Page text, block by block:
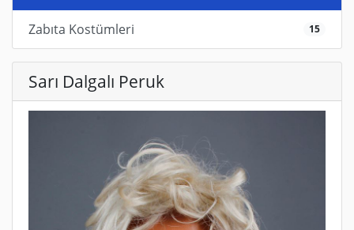
Zabıta Kostümleri 15
Sarı Dalgalı Peruk